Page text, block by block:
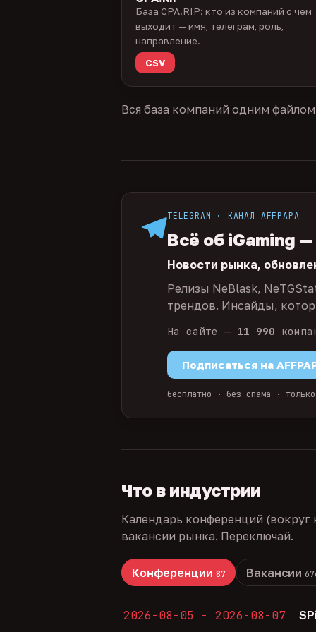
База CPA.RIP: кто из компаний с чем
выходит — имя, телеграм, роль,
направление.
CSV
Вся база компаний одним
TELEGRAM · КАНАЛ AFFPAPA
Всё об iGaming
Новости рынка,
Релизы NeBlask,
трендов. Инсайды,
На сайте — 11 990
Подписаться на
бесплатно · без спама ·
Что в индустрии
Календарь конференций
вакансии рынка. Переключай.
Конференции 87 Вакансии
2026-08-05 - 2026-08-07